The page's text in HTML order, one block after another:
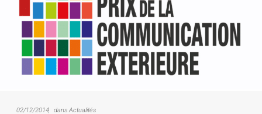
02/12/2014 dans Actualités